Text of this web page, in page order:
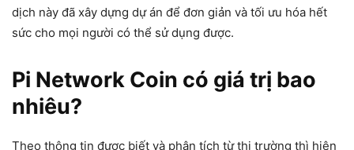
dịch này đã xây dựng dự án để đơn giản và tối ưu hóa hết
sức cho mọi người có thể sử dụng được.
Pi Network Coin có giá trị bao
nhiêu?
Theo thông tin được biết và phân tích từ thị trường thì hiện